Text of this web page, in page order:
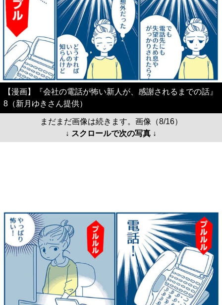
【漫画】『会社の電話が怖い新人が、感謝されるまでの話』
8（新月ゆきさん提供）
まだまだ画像は続きます。画像（8/16）
↓ スクロールで次の写真 ↓